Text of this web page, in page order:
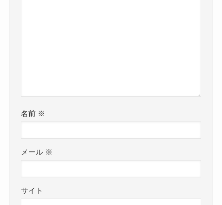
名前 ※
メール ※
サイト